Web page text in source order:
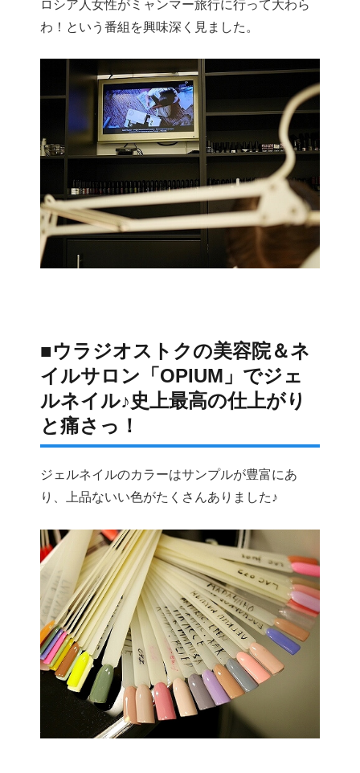
ロシア人女性がミャンマー旅行に行って大わら
わ！という番組を興味深く見ました。
■ウラジオストクの美容院＆ネ
イルサロン「OPIUM」でジェ
ルネイル♪史上最高の仕上がり
と痛さっ！
ジェルネイルのカラーはサンプルが豊富にあ
り、上品ないい色がたくさんありました♪